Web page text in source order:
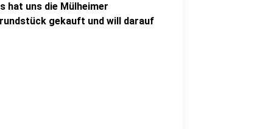
hat uns die Mülheimer
gekauft und will darauf